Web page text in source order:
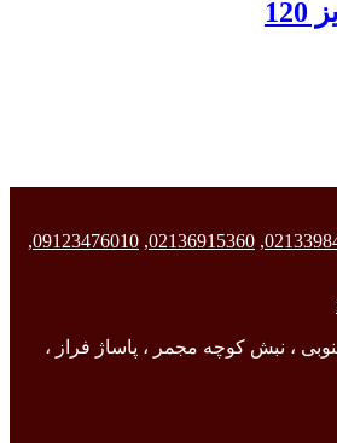
,
02136915360
,
09123476010
,
، نبش کوچه مجمر ، پاساژ فراز ،